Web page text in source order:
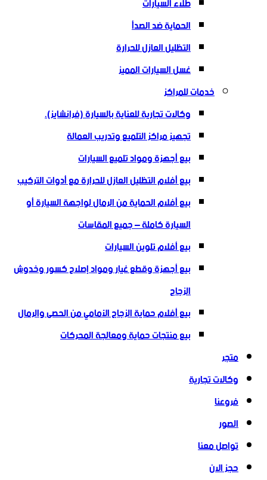
الحماية ضد الصدأ
التظليل العازل للحرارة
غسل السيارات المميز
خدمات للمراكز
وكالات تجارية للعناية بالسيارة (فرانشايز).
تجهيز مراكز التلميع وتدريب العمالة
بيع أجهزة ومواد تلميع السيارات
بيع أفلام التظليل العازل للحرارة مع أدوات التركيب
بيع أفلام الحماية من الرمال لواجهة السيارة أو
السيارة كاملة – جميع المقاسات
بيع أفلام تلوين السيارات
بيع أجهزة وقطع غيار ومواد إصلاح كسور وخدوش
الزجاج
بيع أفلام حماية الزجاج الأمامي من الحصى والرمال
بيع منتجات حماية ومعالجة المحركات
متجر
وكالات تجارية
فروعنا
الصور
تواصل معنا
حجز الان